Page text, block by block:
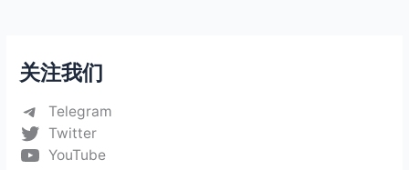
关注我们
Telegram
Twitter
YouTube